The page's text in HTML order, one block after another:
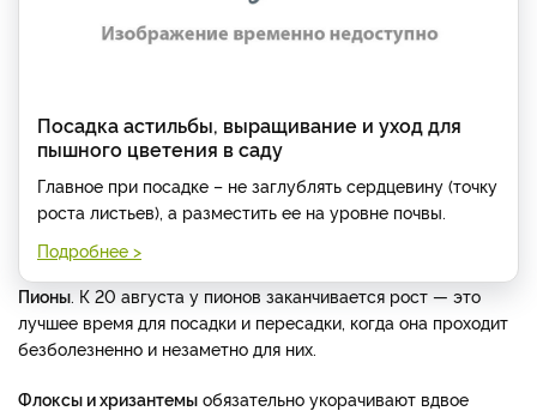
Посадка астильбы, выращивание и уход для
пышного цветения в саду
Главное при посадке – не заглублять сердцевину (точку
роста листьев), а разместить ее на уровне почвы.
Подробнее >
Пионы. К 20 августа у пионов заканчивается рост — это
лучшее время для посадки и пересадки, когда она проходит
безболезненно и незаметно для них.
Флоксы и хризантемы обязательно укорачивают вдвое